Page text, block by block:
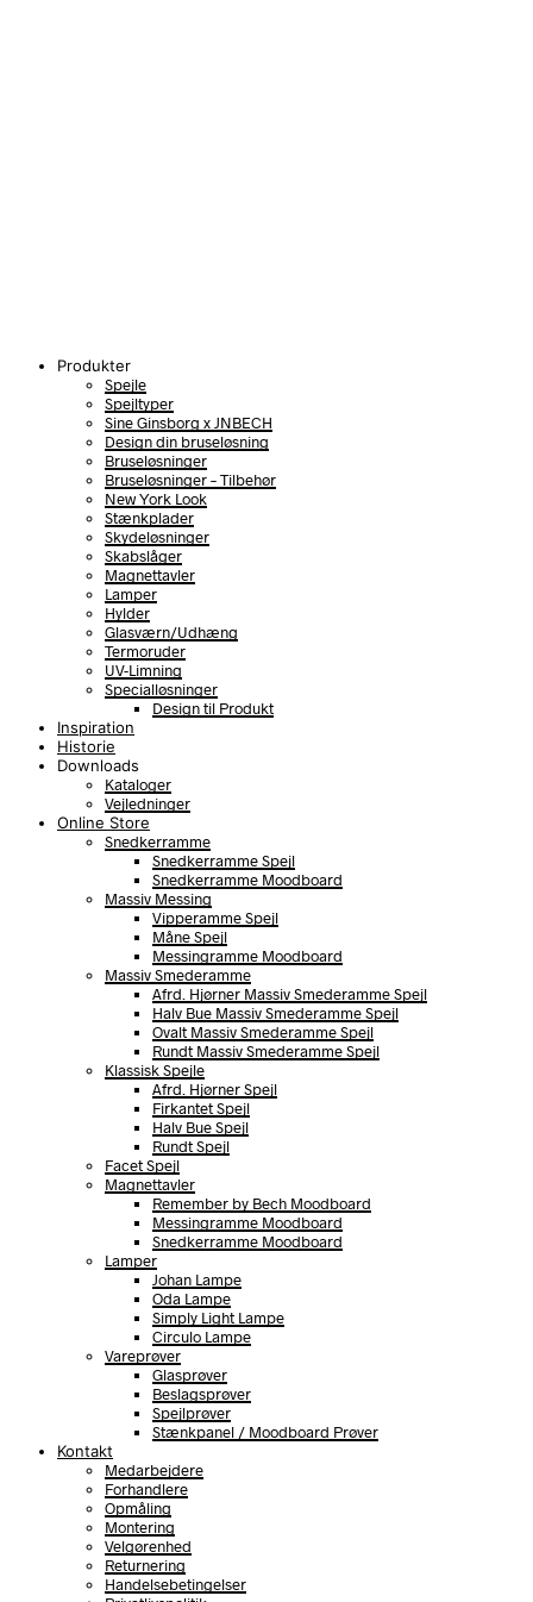
Produkter
Spejle
Spejltyper
Sine Ginsborg x JNBECH
Design din bruseløsning
Bruseløsninger
Bruseløsninger – Tilbehør
New York Look
Stænkplader
Skydeløsninger
Skabslåger
Magnettavler
Lamper
Hylder
Glasværn/Udhæng
Termoruder
UV-Limning
Specialløsninger
Design til Produkt
Inspiration
Historie
Downloads
Kataloger
Vejledninger
Online Store
Snedkerramme
Snedkerramme Spejl
Snedkerramme Moodboard
Massiv Messing
Vipperamme Spejl
Måne Spejl
Messingramme Moodboard
Massiv Smederamme
Afrd. Hjørner Massiv Smederamme Spejl
Halv Bue Massiv Smederamme Spejl
Ovalt Massiv Smederamme Spejl
Rundt Massiv Smederamme Spejl
Klassisk Spejle
Afrd. Hjørner Spejl
Firkantet Spejl
Halv Bue Spejl
Rundt Spejl
Facet Spejl
Magnettavler
Remember by Bech Moodboard
Messingramme Moodboard
Snedkerramme Moodboard
Lamper
Johan Lampe
Oda Lampe
Simply Light Lampe
Circulo Lampe
Vareprøver
Glasprøver
Beslagsprøver
Spejlprøver
Stænkpanel / Moodboard Prøver
Kontakt
Medarbejdere
Forhandlere
Opmåling
Montering
Velgørenhed
Returnering
Handelsebetingelser